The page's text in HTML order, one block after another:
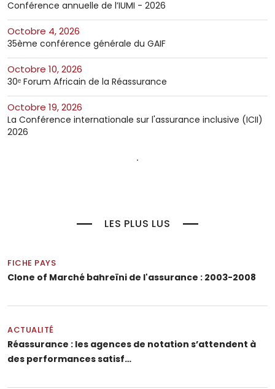
Conférence annuelle de l’IUMI - 2026
octobre 4, 2026
35ème conférence générale du GAIF
octobre 10, 2026
30ᵉ Forum Africain de la Réassurance
octobre 19, 2026
La Conférence internationale sur l'assurance inclusive (ICII)
2026
LES PLUS LUS
FICHE PAYS
Clone of Marché bahreïni de l'assurance : 2003-2008
ACTUALITÉ
Réassurance : les agences de notation s’attendent à
des performances satisf…